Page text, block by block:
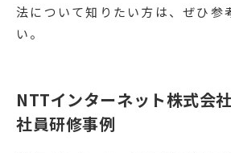
法について知りたい方は、ぜひ参
い。
NTTインターネット株式会
社員研修事例